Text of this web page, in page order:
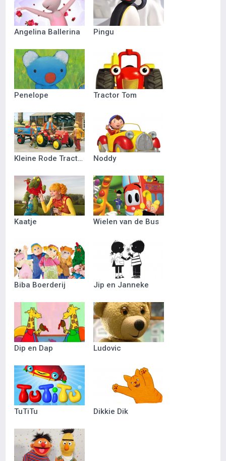
Angelina Ballerina Pingu
Penelope Tractor Tom
Kleine Rode Tractor Noddy
Kaatje Wielen van de Bus
Biba Boerderij Jip en Janneke
Dip en Dap Ludovic
TuTiTu Dikkie Dik